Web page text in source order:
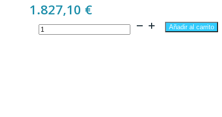
hasta
1.827,10 €
Unidad
Añadir al carrito